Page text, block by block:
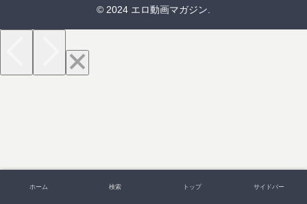
© 2024 エロ動画マガジン.
ホーム 検索 トップ サイドバー